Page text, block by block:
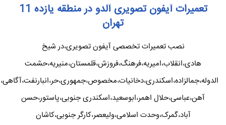
تعمیرات آیفون تصویری آلدو در منطقه یازده 11
تهران
نصب تعمیرات تخصصی آیفون تصویری،در شیخ
هادی،انقلاب،امیریه،فرهنگ،فروزش،قلمستان،منیریه،حشمت
آهن،عباسی،حلال اهمر،ابوسعید،اسکندری جنوبی،پاستور،حسن
آباد،گمرک،وحدت اسلامی،ولیعصر،کارگر جنوبی،کاشان